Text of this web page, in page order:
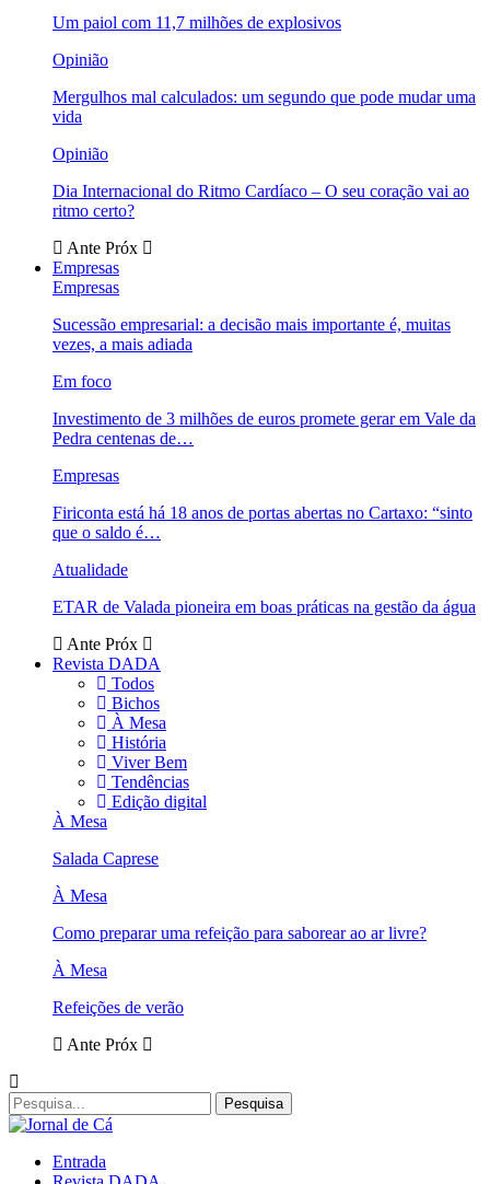
Um paiol com 11,7 milhões de explosivos
Opinião
Mergulhos mal calculados: um segundo que pode mudar uma
vida
Opinião
Dia Internacional do Ritmo Cardíaco – O seu coração vai ao
ritmo certo?
Ante Próx
Empresas
Empresas
Sucessão empresarial: a decisão mais importante é, muitas
vezes, a mais adiada
Em foco
Investimento de 3 milhões de euros promete gerar em Vale da
Pedra centenas de…
Empresas
Firiconta está há 18 anos de portas abertas no Cartaxo: “sinto
que o saldo é…
Atualidade
ETAR de Valada pioneira em boas práticas na gestão da água
Ante Próx
Revista DADA
Todos
Bichos
À Mesa
História
Viver Bem
Tendências
Edição digital
À Mesa
Salada Caprese
À Mesa
Como preparar uma refeição para saborear ao ar livre?
À Mesa
Refeições de verão
Ante Próx
Entrada